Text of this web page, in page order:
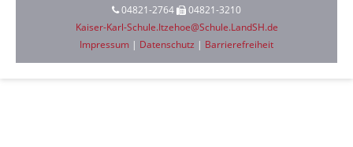
04821-2764
04821-3210
Kaiser-Karl-Schule.Itzehoe@Schule.LandSH.de
Impressum | Datenschutz | Barrierefreiheit